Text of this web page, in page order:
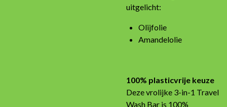
uitgelicht:
Olijfolie
Amandelolie
100% plasticvrije keuze
Deze vrolijke 3-in-1 Travel
Wash Bar is 100%